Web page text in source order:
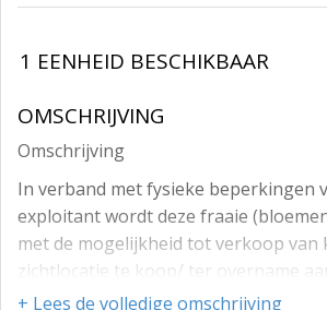
1 EENHEID BESCHIKBAAR
OMSCHRIJVING
Omschrijving
In verband met fysieke beperkingen
exploitant wordt deze fraaie
met de mogelijkheid tot verkoop
zichtlocatie te koop/ ter overname
gelegen in de Haagsche Heesterbuurt.
+ Lees de volledige omschrijving